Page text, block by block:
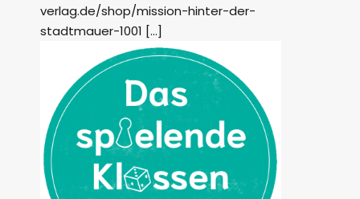
verlag.de/shop/mission-hinter-der-
stadtmauer-1001 […]